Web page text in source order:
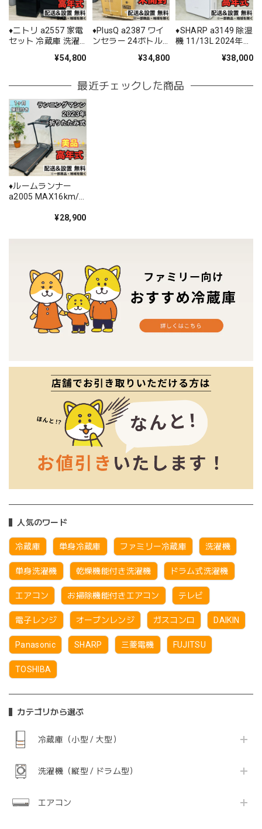
人気のワード
冷蔵庫 単身冷蔵庫 ファミリー冷蔵庫 洗濯機
単身洗濯機 乾燥機能付き洗濯機 ドラム式洗濯機
エアコン お掃除機能付きエアコン テレビ
電子レンジ オーブンレンジ ガスコンロ DAIKIN
Panasonic SHARP 三菱電機 FUJITSU
TOSHIBA
カテゴリから選ぶ
冷蔵庫（小型 / 大型）
洗濯機（縦型 / ドラム型）
エアコン
♦️ニトリ a2557 家電
セット 冷蔵庫 洗濯
¥54,800
♦️PlusQ a2387 ワイ
ンセラー 24ボトル
¥34,800
♦️SHARP a3149 除湿
機 11/13L 2024年製
¥38,000
最近チェックした商品
♦️ルームランナー
a2005 MAX16km/h
¥28,900